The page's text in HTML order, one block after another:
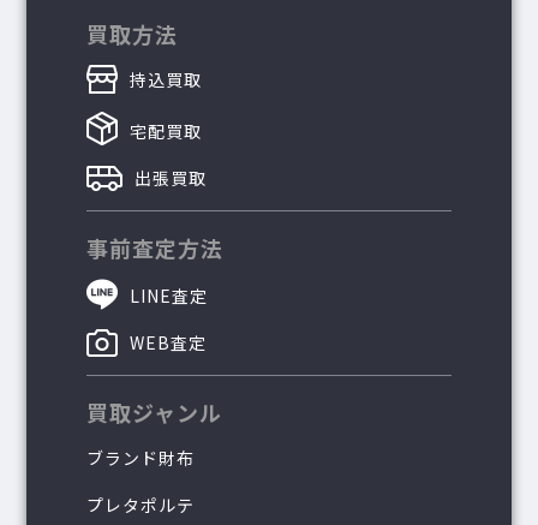
買取方法
持込買取
宅配買取
出張買取
事前査定方法
LINE査定
WEB査定
買取ジャンル
ブランド財布
プレタポルテ